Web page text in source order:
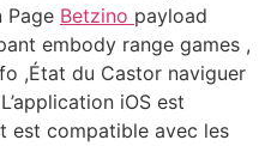
Page Betzino payload
embody range games ,
,État du Castor naviguer
iOS est
est compatible avec les